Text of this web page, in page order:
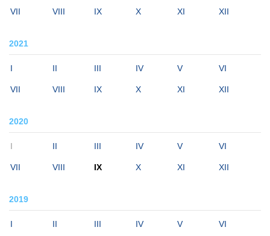
VII VIII IX X XI XII
2021
I II III IV V VI
VII VIII IX X XI XII
2020
I II III IV V VI
VII VIII IX X XI XII
2019
I II III IV V VI